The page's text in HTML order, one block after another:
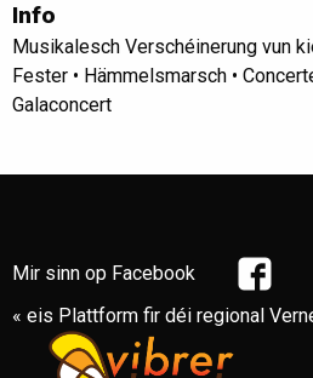
Info
Musikalesch Verschéinerung vun
Fester • Hämmelsmarsch •
Galaconcert
Mir sinn op Facebook
« eis Plattform fir déi regional